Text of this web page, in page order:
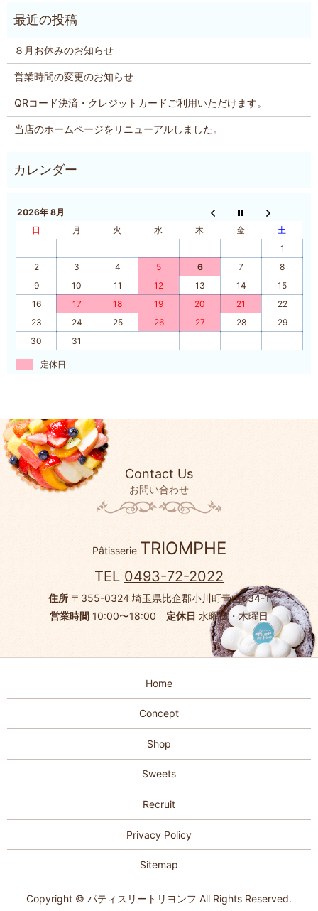
８月お休みのお知らせ
営業時間の変更のお知らせ
QRコード決済・クレジットカードご利用いただけます。
当店のホームページをリニューアルしました。
2026年 8月
日
月 火 水 木 金
土
1
2
3 4 5 6 7
8
9
10 11 12 13 14
15
16
17 18 19 20 21
22
23
24 25 26 27 28
29
30
31
定休日
Contact Us
お問い合わせ
Pâtisserie TRIOMPHE
TEL 0493-72-2022
住所 〒355-0324 埼玉県比企郡小川町青山634-1
営業時間 10:00〜18:00 定休日 水曜日・木曜日
Home
Concept
Shop
Sweets
Recruit
Privacy Policy
Sitemap
Copyright © パティスリートリヨンフ All Rights Reserved.